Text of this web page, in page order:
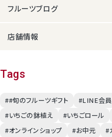
フルーツブログ
店舗情報
Tags
##旬のフルーツギフト #LINE会
#いちごの鉢植え
#いちごロール
#オンラインショップ
#お中元 #